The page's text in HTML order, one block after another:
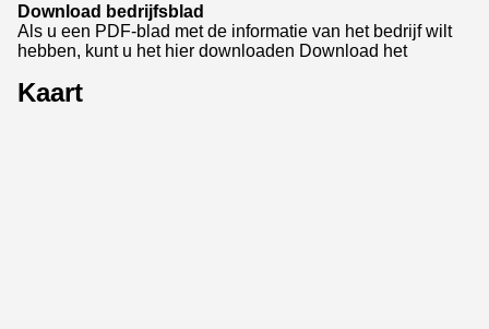
Download bedrijfsblad
Als u een PDF-blad met de informatie van het bedrijf wilt
hebben, kunt u het hier downloaden Download het
Kaart